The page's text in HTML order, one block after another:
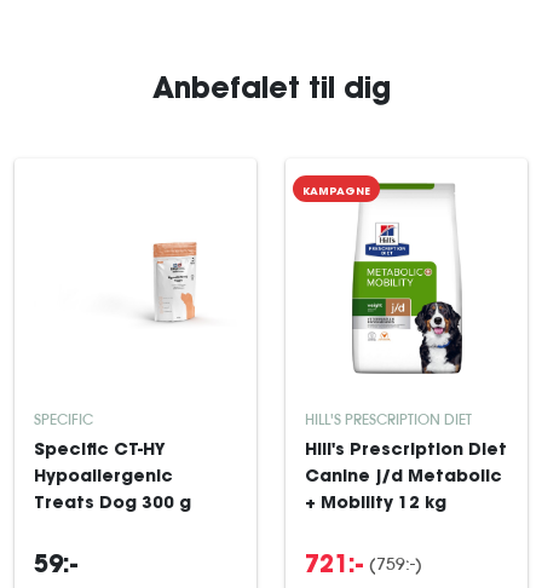
Anbefalet til dig
SPECIFIC
Specific CT-HY
Hypoallergenic
Treats Dog 300 g
59:-
KAMPAGNE
HILL'S PRESCRIPTION DIET
Hill's Prescription Diet
Canine j/d Metabolic
+ Mobility 12 kg
721:- (759:-)